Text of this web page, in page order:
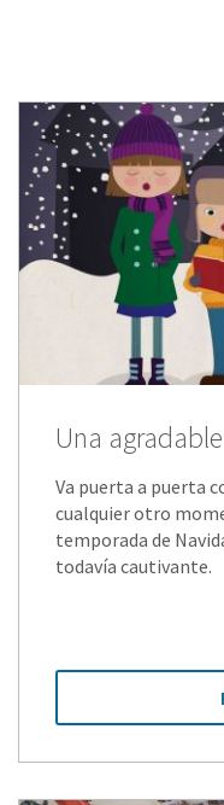
Una
Va puerta a puerta
cualquier otro
temporada de
todavía cautivante.